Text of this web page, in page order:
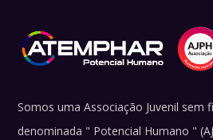
Somos uma Associação Juvenil sem
denominada " Potencial Humano "